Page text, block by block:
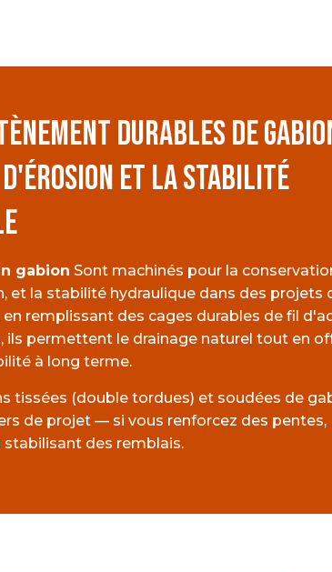
DURABLES DE
ET LA STABILITÉ
gabion Sont machinés pour la
et la stabilité hydraulique dans des projets
remplissant des cages durables de fil
ils permettent le drainage naturel tout en
à long terme.
tissées (double tordues) et soudées de
de projet — si vous renforcez des pentes,
des remblais.